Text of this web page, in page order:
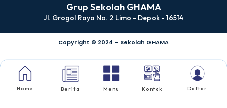
Grup Sekolah GHAMA
Jl. Grogol Raya No. 2 Limo - Depok - 16514
Copyright © 2024 – Sekolah GHAMA
Home Berita Menu Kontak Daftar